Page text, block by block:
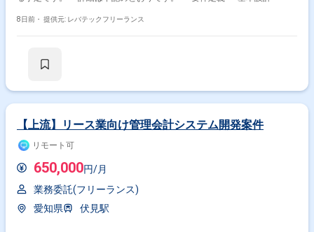
8日前・ 提供元: レバテックフリーランス
【上流】リース業向け管理会計システム開発案件
リモート可
650,000円/月
業務委託(フリーランス)
愛知県
伏見駅